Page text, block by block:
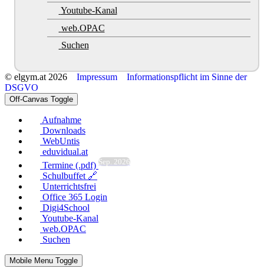
Youtube-Kanal
web.OPAC
Suchen
© elgym.at 2026 Impressum
Informationspflicht im Sinne der
DSGVO
Off-Canvas Toggle
Aufnahme
Downloads
WebUntis
eduvidual.at
Termine (.pdf) Sep. 2026
Schulbuffet 🔗
Unterrichtsfrei
Office 365 Login
Digi4School
Youtube-Kanal
web.OPAC
Suchen
Mobile Menu Toggle